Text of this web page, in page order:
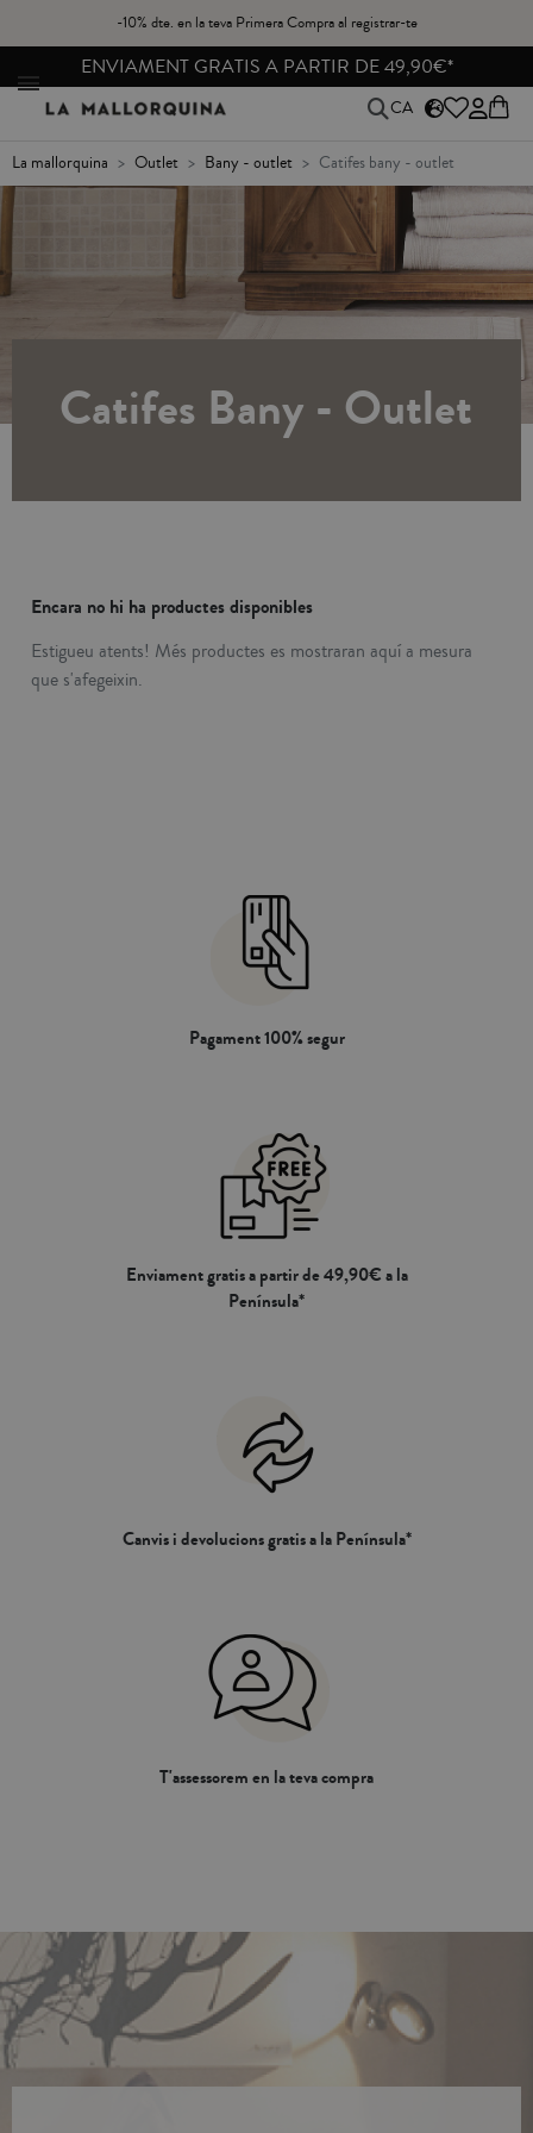
-10% dte. en la teva Primera Compra al registrar-te
ENVIAMENT GRATIS A PARTIR DE 49,90€*
CA
la mallorquina outlet bany - outlet catifes bany - outlet
Catifes Bany - Outlet
Encara no hi ha productes disponibles
Estigueu atents! Més productes es mostraran aquí a mesura
que s'afegeixin.
Pagament 100% segur
Enviament gratis a partir de 49,90€ a la
Península*
Canvis i devolucions gratis a la Península*
T'assessorem en la teva compra